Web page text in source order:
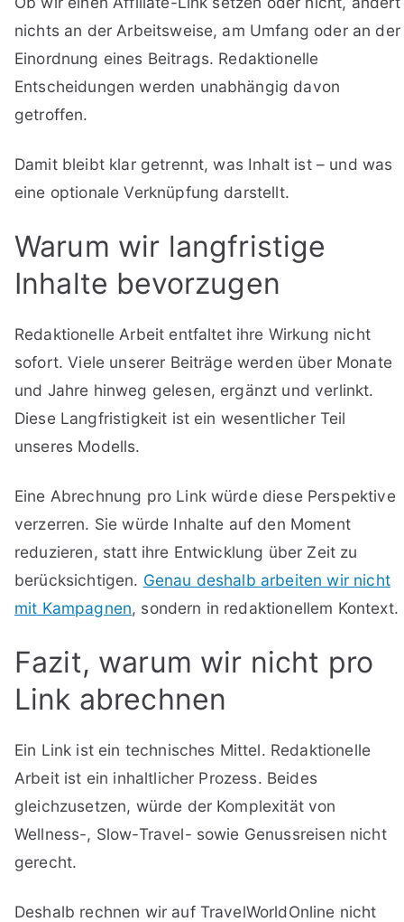
nichts an der Arbeitsweise, am Umfang oder an der
Einordnung eines Beitrags. Redaktionelle
Entscheidungen werden unabhängig davon
getroffen.
Damit bleibt klar getrennt, was Inhalt ist – und was
eine optionale Verknüpfung darstellt.
Warum wir langfristige
Inhalte bevorzugen
Redaktionelle Arbeit entfaltet ihre Wirkung nicht
sofort. Viele unserer Beiträge werden über Monate
und Jahre hinweg gelesen, ergänzt und verlinkt.
Diese Langfristigkeit ist ein wesentlicher Teil
unseres Modells.
Eine Abrechnung pro Link würde diese Perspektive
verzerren. Sie würde Inhalte auf den Moment
reduzieren, statt ihre Entwicklung über Zeit zu
berücksichtigen. Genau deshalb arbeiten wir nicht
mit Kampagnen, sondern in redaktionellem Kontext.
Fazit, warum wir nicht pro
Link abrechnen
Ein Link ist ein technisches Mittel. Redaktionelle
Arbeit ist ein inhaltlicher Prozess. Beides
gleichzusetzen, würde der Komplexität von
Wellness-, Slow-Travel- sowie Genussreisen nicht
gerecht.
Deshalb rechnen wir auf TravelWorldOnline nicht